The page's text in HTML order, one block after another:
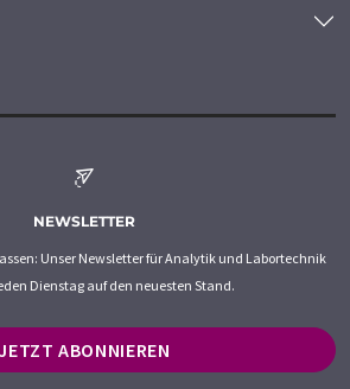
NEWSLETTER
Unser Newsletter für Analytik und Labortechnik
Dienstag auf den neuesten Stand.
ABONNIEREN